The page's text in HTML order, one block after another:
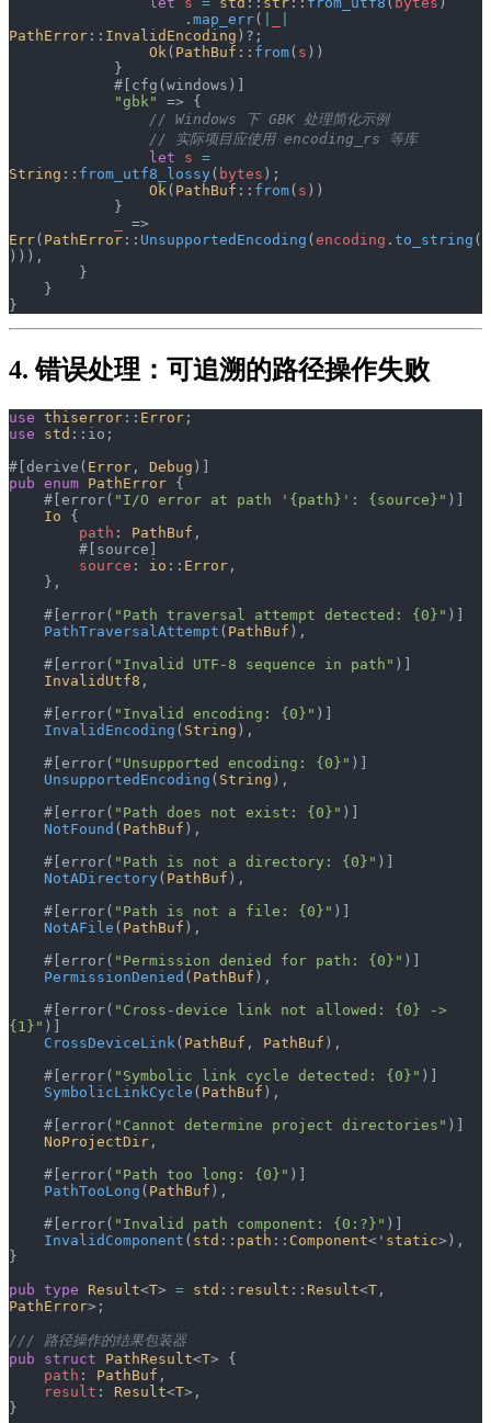
                    .
map_err(
PathError :: InvalidEncoding )?;
                Ok
( PathBuf :: from( s ))
            }
            #[cfg(windows)]
            "gbk"
=> {
                // Windows 下 GBK 处理简化示例
                // 实际项目应使用 encoding_rs 等库
                let
s =
String :: from_utf8_lossy ( bytes );
                Ok
( PathBuf :: from( s ))
            }
Err( PathError :: UnsupportedEncoding ( encoding . to_string (
))),
        }
    }
}
4. 错误处理：可追溯的路径操作失败
use thiserror :: Error ;
use std ::io;
#[derive( Error , Debug )]
pub enum PathError {
    #[error(
"I/O error at path '{path}': {source}" )]
    Io
{
        path
: PathBuf ,
        #[source]
        source
: io :: Error ,
    },
    #[error(
"Path traversal attempt detected: {0}" )]
    PathTraversalAttempt
( PathBuf ),
    #[error(
"Invalid UTF-8 sequence in path" )]
    InvalidUtf8
,
    #[error(
"Invalid encoding: {0}" )]
    InvalidEncoding
( String ),
    #[error(
"Unsupported encoding: {0}" )]
    UnsupportedEncoding
( String ),
    #[error(
"Path does not exist: {0}" )]
    NotFound
( PathBuf ),
    #[error(
"Path is not a directory: {0}" )]
    NotADirectory
( PathBuf ),
    #[error(
"Path is not a file: {0}" )]
    NotAFile
( PathBuf ),
    #[error(
"Permission denied for path: {0}" )]
    PermissionDenied
( PathBuf ),
    #[error(
"Cross-device link not allowed: {0} ->
{1}" )]
    CrossDeviceLink
( PathBuf , PathBuf ),
    #[error(
"Symbolic link cycle detected: {0}" )]
    SymbolicLinkCycle
( PathBuf ),
    #[error(
"Cannot determine project directories" )]
    NoProjectDir
,
    #[error(
"Path too long: {0}" )]
    PathTooLong
( PathBuf ),
    #[error(
"Invalid path component: {0:?}" )]
    InvalidComponent
( std :: path :: Component<' static>),
}
pub type Result<T> = std :: result :: Result<T
PathError>;
/// 路径操作的结果包装器
pub struct PathResult<T> {
    path
: PathBuf ,
    result
: Result<T>,
}